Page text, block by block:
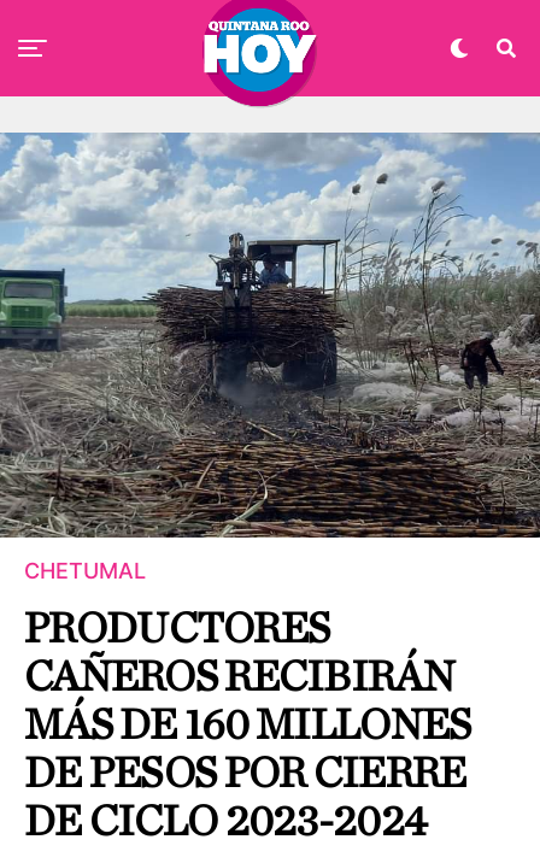
CHETUMAL
PRODUCTORES
CAÑEROS RECIBIRÁN
MÁS DE 160 MILLONES
DE PESOS POR CIERRE
DE CICLO 2023-2024